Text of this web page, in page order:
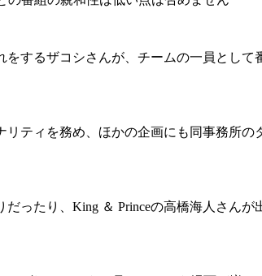
するザコシさんが、チームの一員とし
ティを務め、ほかの企画にも同事務所の
ったり、King ＆ Princeの高橋海人さん